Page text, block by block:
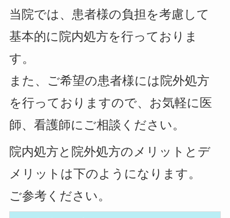
当院では、患者様の負担を考慮して
基本的に院内処方を行っておりま
す。
また、ご希望の患者様には院外処方
を行っておりますので、お気軽に医
師、看護師に ご相談ください。
院内処方と院外処方のメリットとデ
メリットは下のようになります。
ご参考ください。